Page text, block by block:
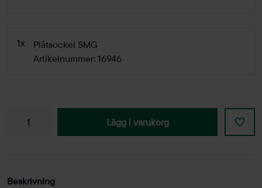
1x
Plåtsockel SMG
Artikelnummer: 16946
Lägg i varukorg
Beskrivning